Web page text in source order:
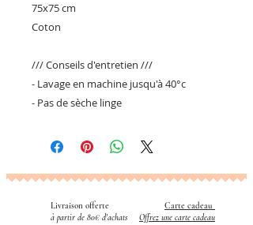
75x75 cm
Coton
/// Conseils d'entretien ///
- Lavage en machine jusqu'à 40°c
- Pas de sèche linge
Livraison offerte
à partir de 80€ d'achats
Carte cadeau
Offrez une carte cadeau